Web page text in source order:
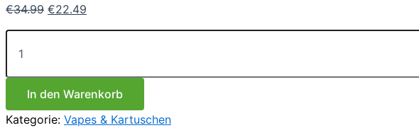
€34.99 Ursprünglicher
Preis
€22.49
Preis
Canapuff
HHCP
–
Green
Crack
Menge
In den Warenkorb
Kategorie: Vapes & Kartuschen